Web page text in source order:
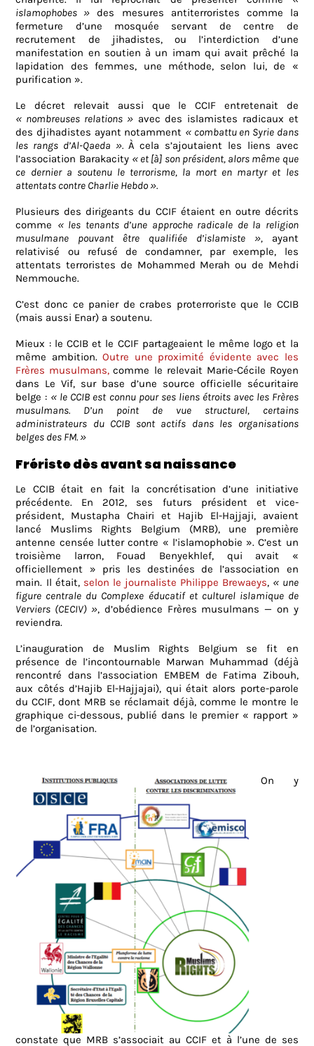
islamophobes » des mesures antiterroristes comme la
fermeture d’une mosquée servant de centre de
recrutement de jihadistes, ou l’interdiction d’une
manifestation en soutien à un imam qui avait prêché la
lapidation des femmes, une méthode, selon lui, de «
purification ».
Le décret relevait aussi que le CCIF entretenait de
« nombreuses relations »avec des islamistes radicaux et
des djihadistes ayant notamment « combattu en Syrie dans
les rangs d’Al-Qaeda ». À cela s’ajoutaient les liens avec
l’association Barakacity « et [à] son président, alors même que
ce dernier a soutenu le terrorisme, la mort en martyr et les
attentats contre Charlie Hebdo ».
Plusieurs des dirigeants du CCIF étaient en outre décrits
comme « les tenants d’une approche radicale de la religion
musulmane pouvant être qualifiée d’islamiste », ayant
relativisé ou refusé de condamner, par exemple, les
attentats terroristes de Mohammed Merah ou de Mehdi
Nemmouche.
C’est donc ce panier de crabes proterroriste que le CCIB
(mais aussi Enar) a soutenu.
Mieux : le CCIB et le CCIF partageaient le même logo et la
même ambition.Outre une proximité évidente avec les
Frères musulmans, comme le relevait Marie-Cécile Royen
dans Le Vif, sur base d’une source officielle sécuritaire
belge : « le CCIB est connu pour ses liens étroits avec les Frères
musulmans. D’un point de vue structurel, certains
administrateurs du CCIB sont actifs dans les organisations
belges des FM. »
Frériste dès avant sa naissance
Le CCIB était en fait la concrétisation d’une initiative
précédente. En 2012, ses futurs président et vice-
président, Mustapha Chairi et Hajib El-Hajjaji, avaient
lancé Muslims Rights Belgium (MRB), une première
antenne censée lutter contre « l’islamophobie ». C’est un
troisième larron, Fouad Benyekhlef, qui avait «
officiellement » pris les destinées de l’association en
main. Il était, selon le journaliste Philippe Brewaeys, « une
figure centrale du Complexe éducatif et culturel islamique de
Verviers (CECIV) », d’obédience Frères musulmans — on y
reviendra.
L’inauguration de Muslim Rights Belgium se fit en
présence de l’incontournable Marwan Muhammad (déjà
rencontré dans l’association EMBEM de Fatima Zibouh,
aux côtés d’Hajib El-Hajjajai), qui était alors porte-parole
du CCIF, dont MRB se réclamait déjà, comme le montre le
graphique ci-dessous, publié dans le premier « rapport »
de l’organisation.
On y
constate que MRB s’associait au CCIF et à l’une de ses